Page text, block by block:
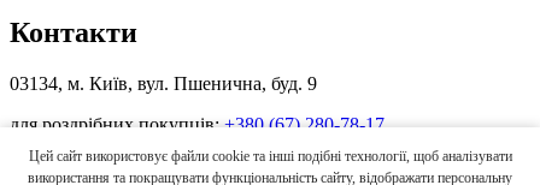
Цей сайт використовує файли cookie та інші подібні технології, щоб аналізувати
використання та покращувати функціональність сайту, відображати персональну
Контакти
03134, м. Київ, вул. Пшенична, буд. 9
для роздрібних покупців: +380 (67) 280-78-17
для оптових покупців в Україні:+380 (44) 496-00-55 +380 (67)